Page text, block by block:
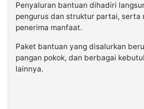
Penyaluran bantuan dihadiri
pengurus dan struktur partai, serta
penerima manfaat.
Paket bantuan yang disalurkan
pangan pokok, dan berbagai
lainnya.